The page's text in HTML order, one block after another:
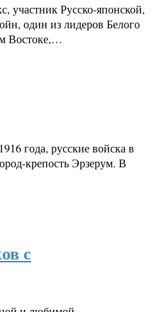
участник Русско-японской,
один из лидеров Белого
Востоке,…
года, русские войска в
крепость Эрзерум. В
с